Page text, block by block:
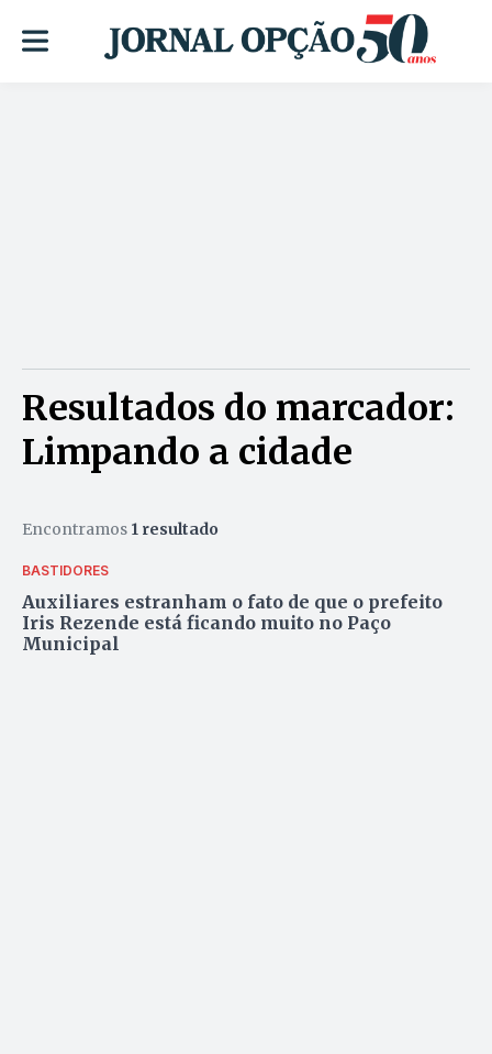
Resultados do marcador:
Limpando a cidade
Encontramos 1 resultado
BASTIDORES
Auxiliares estranham o fato de que o prefeito
Iris Rezende está ficando muito no Paço
Municipal